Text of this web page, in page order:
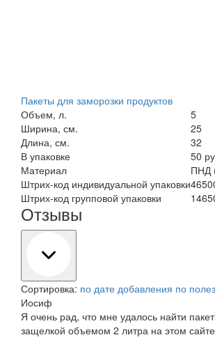
Пакеты для заморозки продуктов
Объем, л.
5
Ширина, см.
25
Длина, см.
32
В упаковке
50
Материал
ПНД
Штрих-код индивидуальной упаковки
Штрих-код групповой упаковки
Отзывы
Сортировка: по дате добавления по
Иосиф
Я очень рад, что мне удалось найти
защелкой объемом 2 литра на этом